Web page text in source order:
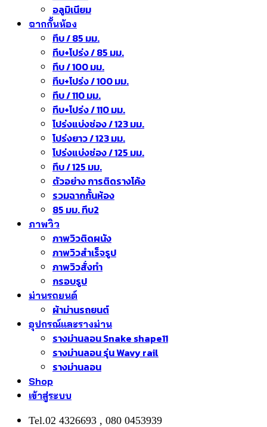
อลูมิเนียม
ฉากกั้นห้อง
ทึบ / 85 มม.
ทึบ+โปร่ง / 85 มม.
ทึบ / 100 มม.
ทึบ+โปร่ง / 100 มม.
ทึบ / 110 มม.
ทึบ+โปร่ง / 110 มม.
โปร่งแบ่งช่อง / 123 มม.
โปร่งยาว / 123 มม.
โปร่งแบ่งช่อง / 125 มม.
ทึบ / 125 มม.
ตัวอย่าง การติดรางโค้ง
รวมฉากกั้นห้อง
85 มม. ทึบ2
ภาพวิว
ภาพวิวติดผนัง
ภาพวิวสำเร็จรูป
ภาพวิวสั่งทำ
กรอบรูป
ม่านรถยนต์
ผ้าม่านรถยนต์
อุปกรณ์และรางม่าน
รางม่านลอน Snake shape11
รางม่านลอน รุ่น Wavy rail
รางม่านลอน
Shop
เข้าสู่ระบบ
Tel.02 4326693 , 080 0453939